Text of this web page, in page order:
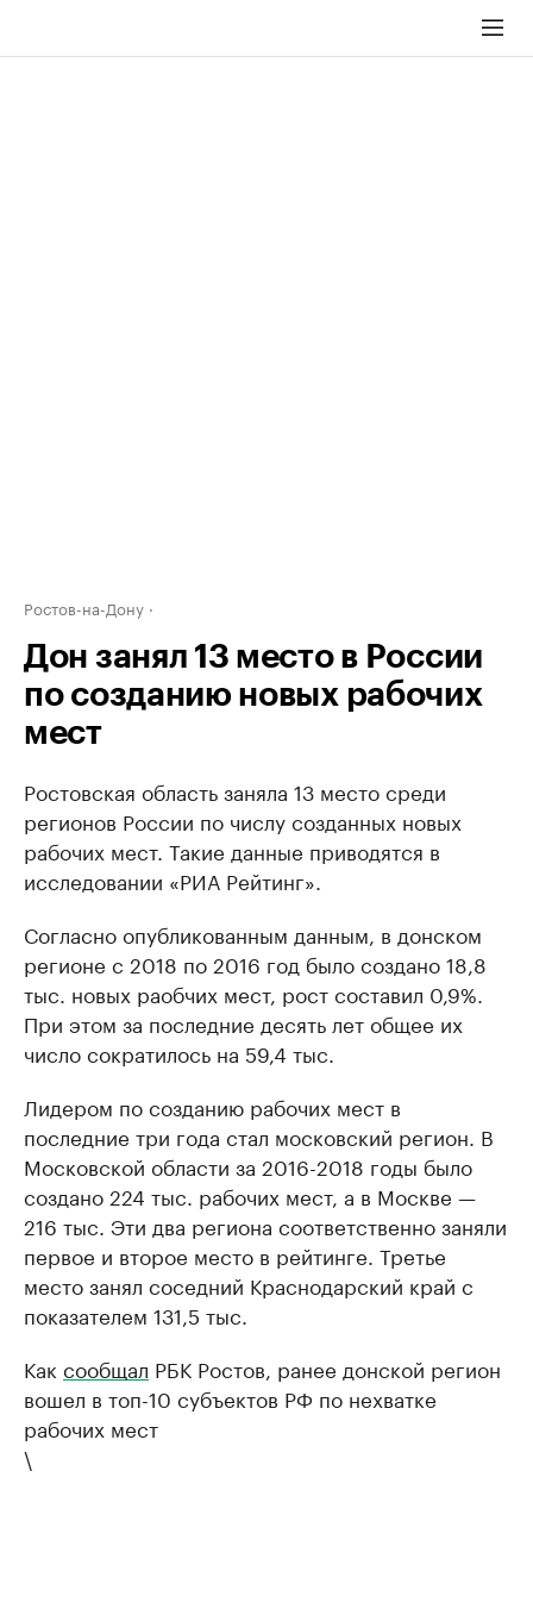
Ростов-на-Дону
Дон занял 13 место в России
по созданию новых рабочих
мест
Ростовская область заняла 13 место среди
регионов России по числу созданных новых
рабочих мест. Такие данные приводятся в
исследовании «РИА Рейтинг».
Согласно опубликованным данным, в донском
регионе с 2018 по 2016 год было создано 18,8
тыс. новых раобчих мест, рост составил 0,9%.
При этом за последние десять лет общее их
число сократилось на 59,4 тыс.
Лидером по созданию рабочих мест в
последние три года стал московский регион. В
Московской области за 2016-2018 годы было
создано 224 тыс. рабочих мест, а в Москве —
216 тыс. Эти два региона соответственно заняли
первое и второе место в рейтинге. Третье
место занял соседний Краснодарский край с
показателем 131,5 тыс.
Как сообщал РБК Ростов, ранее донской регион
вошел в топ-10 субъектов РФ по нехватке
рабочих мест
\